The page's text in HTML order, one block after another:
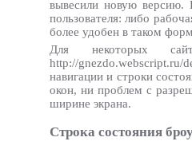
вывесили новую версию.
пользователя: либо
более удобен в таком
Для некоторых
http://
навигации и строки
окон, ни проблем с
ширине экрана.
Строка состояния